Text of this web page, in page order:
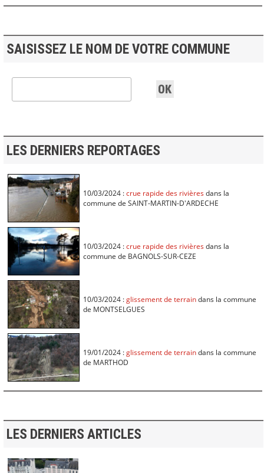
SAISISSEZ LE NOM DE VOTRE COMMUNE
LES DERNIERS REPORTAGES
10/03/2024 :crue rapide des rivièresdans la
commune de SAINT-MARTIN-D'ARDECHE
10/03/2024 :crue rapide des rivièresdans la
commune de BAGNOLS-SUR-CEZE
10/03/2024 :glissement de terraindans la commune
de MONTSELGUES
19/01/2024 :glissement de terraindans la commune
de MARTHOD
LES DERNIERS ARTICLES